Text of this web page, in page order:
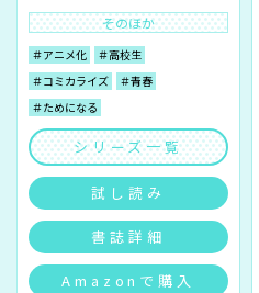
そのほか
＃アニメ化
＃高校生
＃コミカライズ
＃青春
＃ためになる
シリーズ一覧
試し読み
書誌詳細
Amazonで購入